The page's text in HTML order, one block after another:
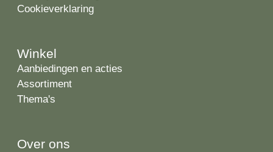
Cookieverklaring
Winkel
Aanbiedingen en acties
Assortiment
Thema's
Over ons